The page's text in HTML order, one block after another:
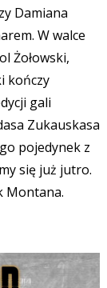
Damiana
W walce
Żołowski,
kończy
gali
Zukauskasa
pojedynek z
się już jutro.
Montana.